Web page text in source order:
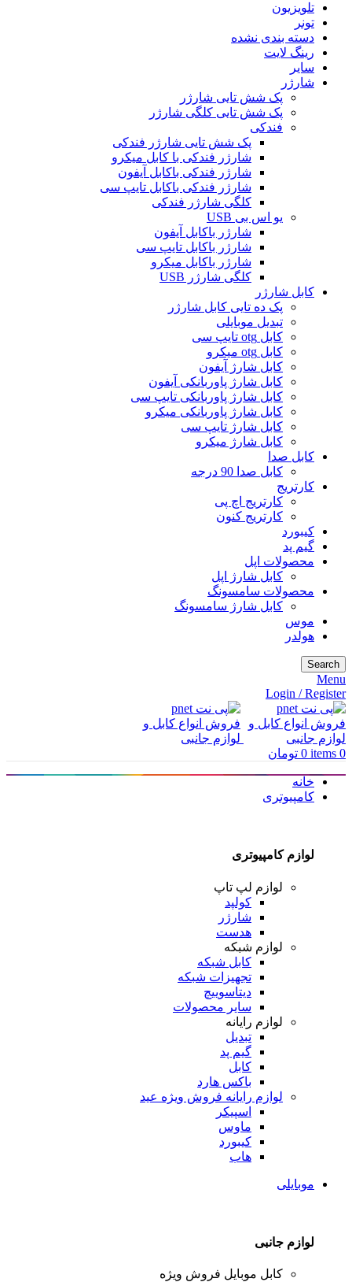
تلویزیون
تونر
دسته بندی نشده
رینگ لایت
سایر
شارژر
پک شش تایی شارژر
پک شش تایی کلگی شارژر
فندکی
پک شش تایی شارژر فندکی
شارژر فندکی با کابل میکرو
شارژر فندکی باکابل آیفون
شارژر فندکی باکابل تایپ سی
کلگی شارژر فندکی
یو اس بی USB
شارژر باکابل آیفون
شارژر باکابل تایپ سی
شارژر باکابل میکرو
کلگی شارژر USB
کابل شارژر
پک ده تایی کابل شارژر
تبدیل موبایلی
کابل otg تایپ سی
کابل otg میکرو
کابل شارژ آیفون
کابل شارژ پاوربانکی آیفون
کابل شارژ پاوربانکی تایپ سی
کابل شارژ پاوربانکی میکرو
کابل شارژ تایپ سی
کابل شارژ میکرو
کابل صدا
کابل صدا 90 درجه
کارتریج
کارتریج اچ پی
کارتریج کنون
کیبورد
گیم پد
محصولات اپل
کابل شارژ اپل
محصولات سامسونگ
کابل شارژ سامسونگ
موس
هولدر
Search
Menu
Login / Register
0
items
0 تومان
خانه
کامپیوتری
لوازم کامپیوتری
لوازم لپ تاپ
کولپد
شارژر
هدست
لوازم شبکه
کابل شبکه
تجهیزات شبکه
دیتاسوییچ
سایر محصولات
لوازم رایانه
تبدیل
گیم پد
کابل
باکس هارد
لوازم رایانه فروش ویژه عید
اسپیکر
ماوس
کیبورد
هاب
موبایلی
لوازم جانبی
کابل موبایل فروش ویژه